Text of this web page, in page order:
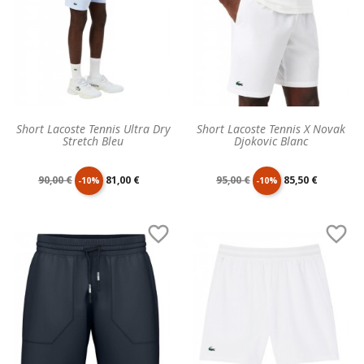
Short Lacoste Tennis Ultra Dry
Stretch Bleu
Prix
90,00 € -10% Prix
81,00 €
Short Lacoste Tennis X Novak
Djokovic Blanc
Prix
95,00 € -10% Prix
85,50 €
 